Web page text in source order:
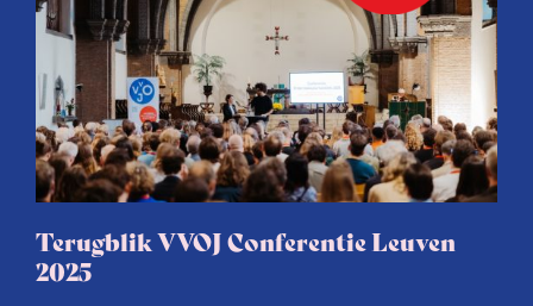
Terugblik VVOJ Conferentie Leuven
2025